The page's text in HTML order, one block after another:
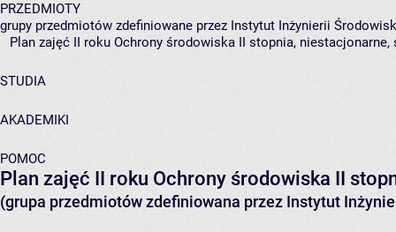
PRZEDMIOTY
grupy przedmiotów zdefiniowane przez Instytut Inżynierii
Plan zajęć II roku Ochrony środowiska II stopnia, niestacjonarne,
STUDIA
AKADEMIKI
POMOC
Plan zajęć II roku Ochrony środowiska II
(grupa przedmiotów zdefiniowana przez Instytut